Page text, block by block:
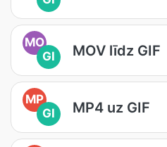
MO
GI
MOV līdz GIF
MP
GI
MP4 uz GIF